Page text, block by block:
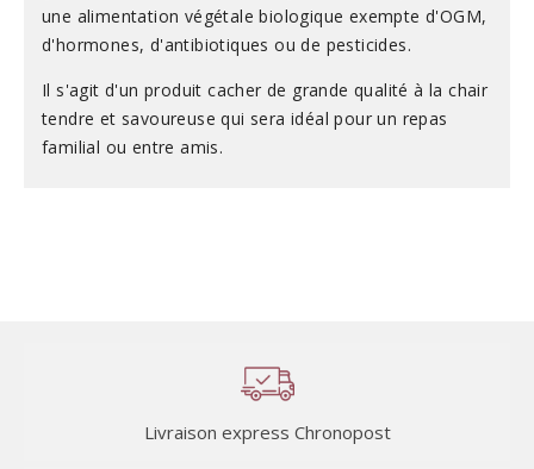
une alimentation végétale biologique exempte d'OGM,
d'hormones, d'antibiotiques ou de pesticides.
Il s'agit d'un produit cacher de grande qualité à la chair
tendre et savoureuse qui sera idéal pour un repas
familial ou entre amis.
Livraison express Chronopost